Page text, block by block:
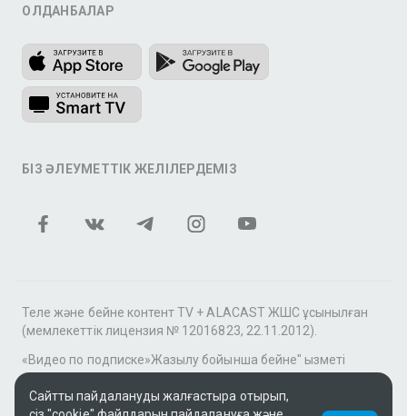
ҚОЛДАНБАЛАР
БІЗ ӘЛЕУМЕТТІК ЖЕЛІЛЕРДЕМІЗ
Теле және бейне контент TV + ALACAST ЖШС ұсынылған
(мемлекеттік лицензия № 12016823, 22.11.2012).
«Видео по подписке»Жазылу бойынша бейне" қызметі
аясында tv+» фильмдер мен сериалдар топтамасы үшін
контентті MEGOGO онлайн-кинотеатры ұсынады.
Сайтты пайдалануды жалғастыра отырып,